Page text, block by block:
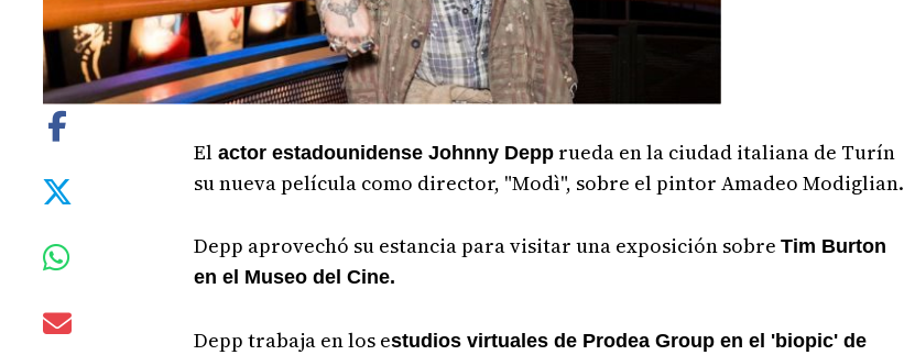
El actor estadounidense Johnny Depprueda en la ciudad italiana de Turín
su nueva película como director, "Modì", sobre el pintor Amadeo Modiglian.
Depp aprovechó su estancia para visitar una exposición sobre Tim Burton
en el Museo del Cine.
Depp trabaja en los estudios virtuales de Prodea Group en el 'biopic' de